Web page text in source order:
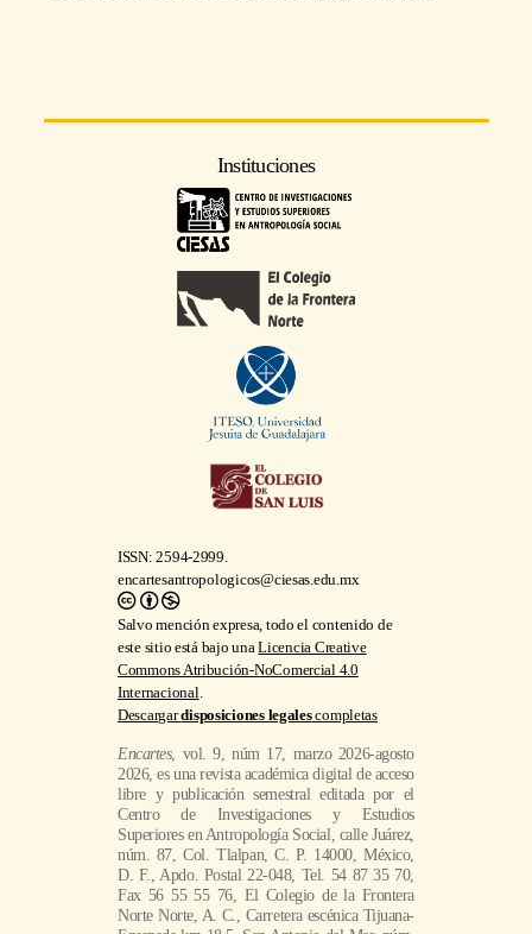
Instituciones
ISSN: 2594-2999.
encartesantropologicos@ciesas.edu.mx
Salvo mención expresa, todo el contenido de
este sitio está bajo unaLicencia Creative
Commons Atribución-NoComercial 4.0
Internacional.
Descargardisposiciones legalescompletas
Encartes, vol. 9, núm 17, marzo 2026-agosto
2026, es una revista académica digital de acceso
libre y publicación semestral editada por el
Centro de Investigaciones y Estudios
Superiores en Antropología Social, calle Juárez,
núm. 87, Col. Tlalpan, C. P. 14000, México,
D. F., Apdo. Postal 22-048, Tel. 54 87 35 70,
Fax 56 55 55 76, El Colegio de la Frontera
Norte Norte, A. C., Carretera escénica Tijuana-